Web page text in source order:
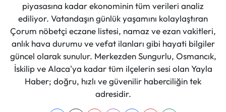
piyasasına kadar ekonominin tüm verileri analiz
ediliyor. Vatandaşın günlük yaşamını kolaylaştıran
Çorum nöbetçi eczane listesi, namaz ve ezan vakitleri,
anlık hava durumu ve vefat ilanları gibi hayati bilgiler
güncel olarak sunulur. Merkezden Sungurlu, Osmancık,
İskilip ve Alaca'ya kadar tüm ilçelerin sesi olan Yayla
Haber; doğru, hızlı ve güvenilir haberciliğin tek
adresidir.